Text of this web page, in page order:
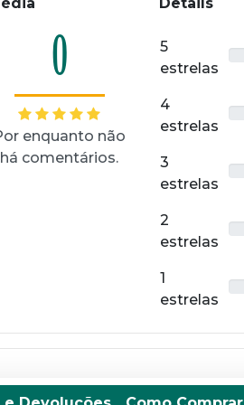
0
enquanto não
há comentários.
5
estrelas
4
estrelas
3
estrelas
2
estrelas
1
estrelas